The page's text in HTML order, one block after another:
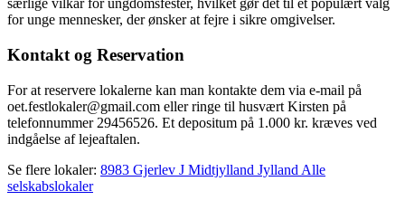
særlige vilkår for ungdomsfester, hvilket gør det til et populært valg
for unge mennesker, der ønsker at fejre i sikre omgivelser.
Kontakt og Reservation
For at reservere lokalerne kan man kontakte dem via e-mail på
oet.festlokaler@gmail.com eller ringe til husvært Kirsten på
telefonnummer 29456526. Et depositum på 1.000 kr. kræves ved
indgåelse af lejeaftalen.
Se flere lokaler: 8983 Gjerlev J Midtjylland Jylland Alle
selskabslokaler